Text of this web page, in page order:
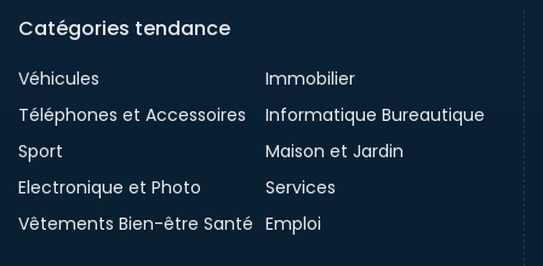
Catégories tendance
Véhicules
Immobilier
Téléphones et Accessoires
Informatique Bureautique
Sport
Maison et Jardin
Electronique et Photo
Services
Vêtements Bien-être Santé Emploi